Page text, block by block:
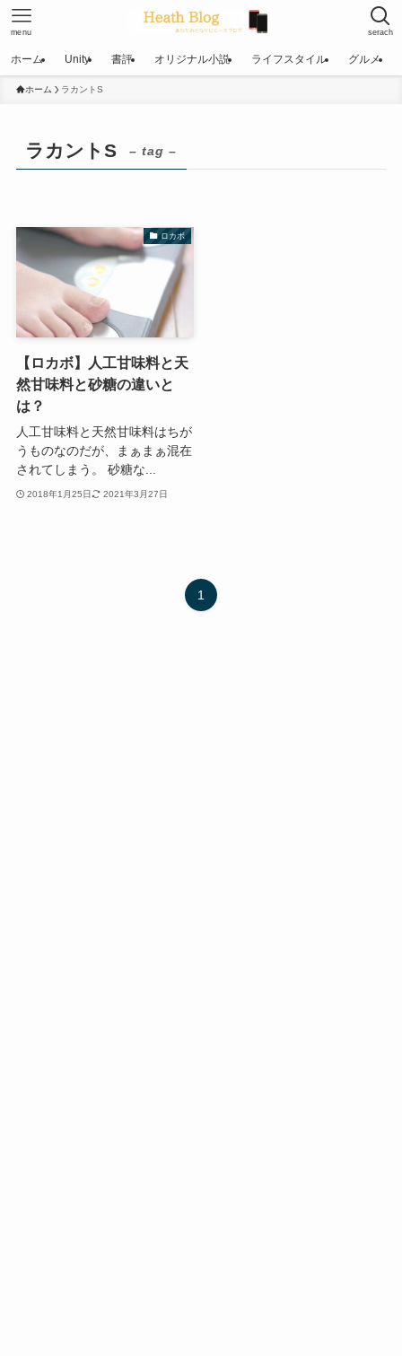
serach
menu
ホーム Unity 書評 オリジナル小説 ライフスタイル グルメ
ホーム ラカントS
ラカントS – tag –
ロカボ
【ロカボ】人工甘味料と天
然甘味料と砂糖の違いと
は？
人工甘味料と天然甘味料はちが
うものなのだが、まぁまぁ混在
されてしまう。 砂糖な...
2018年1月25日 2021年3月27日
1